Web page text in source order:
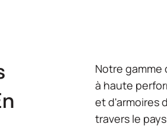
Notre
à haute
et d'armoires
travers le